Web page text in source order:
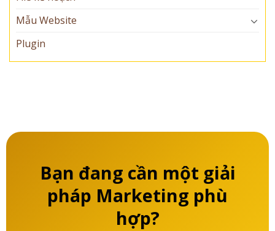
Mẫu Website
Plugin
Bạn đang cần một giải
pháp Marketing phù
hợp?